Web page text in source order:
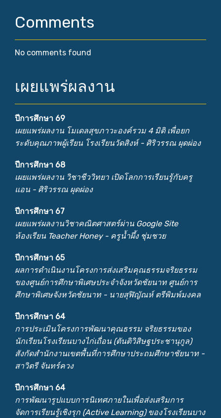
Comments
No comments found
เผยแพร่ผลงาน
ปีการศึกษา 69
เผยแพร่ผลงาน โมเดลสุขภาวะองค์รวม 4 มิติ เพื่อยก
ระดับคุณภาพผู้เรียน โรงเรียนวัดสิงห์ - ศิริวรรณ ผุดผ่อง
ปีการศึกษา 68
เผยแพร่ผลงาน วิชาชีววิทยา เปิดโลกการเรียนรู้กับครู
แอน - ศิริวรรณ ผุดผ่อง
ปีการศึกษา 67
เผยแพร่ผลงานวิชาคณิตศาสตร์ผ่าน Google Site
ห้องเรียน Teacher Honey - ครูน้ำผึ้ง ชุ่มชวย
ปีการศึกษา 65
ผลการดำเนินงานโครงการส่งเสริมคุณธรรมจริยธรรม
ของศูนย์การศึกษาพิเศษประจำจังหวัดชัยนาท ศูนย์การ
ศึกษาพิเศษจังหวัดชัยนาท - นายสุฬิญัณห์ ตรีพิมพ์มงคล
ปีการศึกษา 64
การประเมินโครงการพัฒนาคุณธรรม จริยธรรมของ
นักเรียนโรงเรียนบางไก่เถื่อน (ตันติวิสิษฐประชานุกูล)
สังกัดสำนักงานเขตพื้นที่การศึกษาประถมศึกษาชัยนาท -
สาวิตรี จันทร์ควง
ปีการศึกษา 64
การพัฒนารูปแบบการนิเทศภายในเพื่อส่งเสริมการ
จัดการเรียนรู้เชิงรุก (Active Learning) ของโรงเรียนบาง